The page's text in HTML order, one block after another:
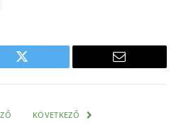
Twitter
E-
KÖVETKEZŐ